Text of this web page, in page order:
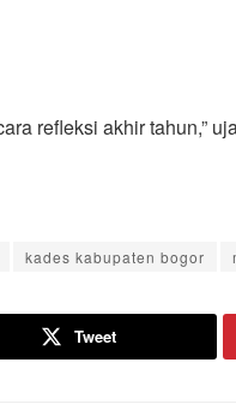
refleksi akhir tahun,”
kades kabupaten bogor
Tweet